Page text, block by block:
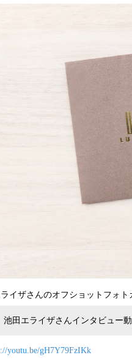
イザさんのオフショットフォト
池田エライザさんインタビュー
youtu.be/gH7Y79FzIKk